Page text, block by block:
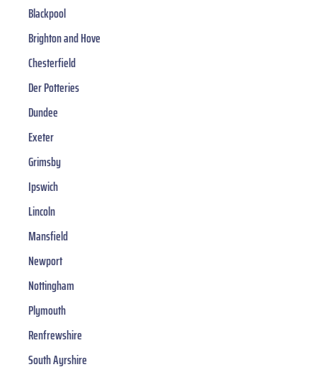
Blackpool
Brighton and Hove
Chesterfield
Der Potteries
Dundee
Exeter
Grimsby
Ipswich
Lincoln
Mansfield
Newport
Nottingham
Plymouth
Renfrewshire
South Ayrshire